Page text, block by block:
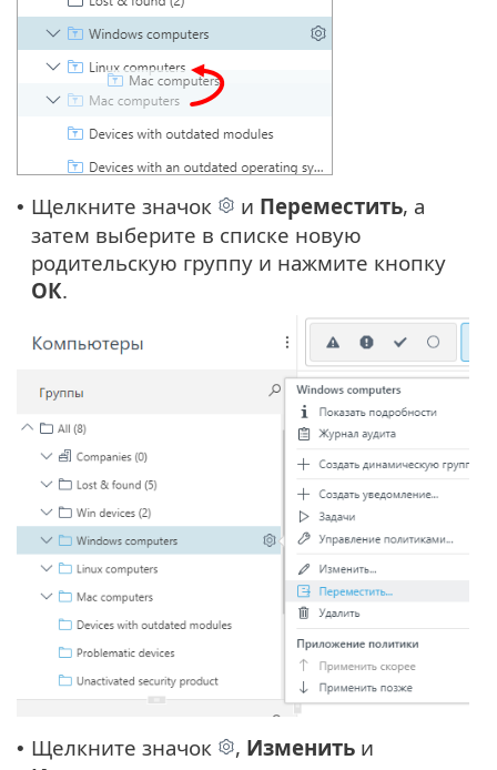
• Щелкните значок и Переместить, а
затем выберите в списке новую
родительскую группу и нажмите кнопку
ОК.
• Щелкните значок , Изменить и